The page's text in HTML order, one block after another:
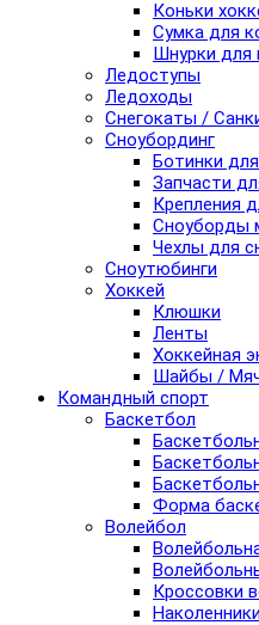
Коньки
Сумка для
Шнурки для
Ледоступы
Ледоходы
Снегокаты /
Сноубординг
Ботинки
Запчасти
Крепления
Сноуборды
Чехлы для
Сноутюбинги
Хоккей
Клюшки
Ленты
Хоккейная
Шайбы /
Командный спорт
Баскетбол
Форма
Волейбол
Кроссовки